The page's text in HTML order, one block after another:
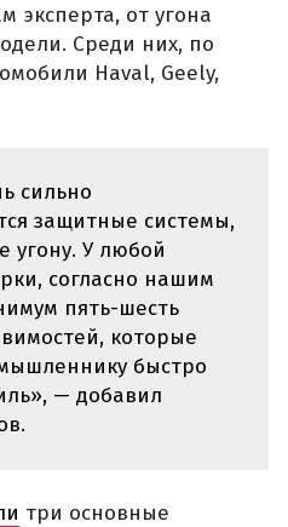
эксперта, от угона
Среди них, по
Haval, Geely,
сильно
защитные системы,
угону. У любой
согласно нашим
пять-шесть
которые
быстро
— добавил
три основные